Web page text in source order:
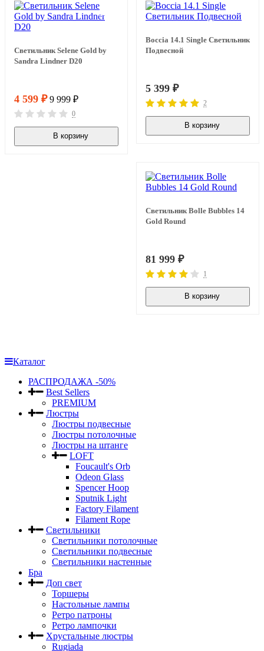
-54%
Светильник Selene Gold by
Sandra Lindner D20
4 599 ₽ 9 999 ₽
0
В корзину
Boccia 14.1 Single Светильник
Подвесной
5 399 ₽
2
В корзину
Светильник Bolle Bubbles 14
Gold Round
81 999 ₽
1
В корзину
Каталог
РАСПРОДАЖА -50%
Best Sellers
PREMIUM
Люстры
Люстры подвесные
Люстры потолочные
Люстры на штанге
LOFT
Foucault's Orb
Odeon Glass
Spencer Hoop
Sputnik Light
Factory Filament
Filament Rope
Светильники
Светильники потолочные
Светильники подвесные
Светильники настенные
Бра
Доп свет
Торшеры
Настольные лампы
Ретро патроны
Ретро лампочки
Хрустальные люстры
Rugiada